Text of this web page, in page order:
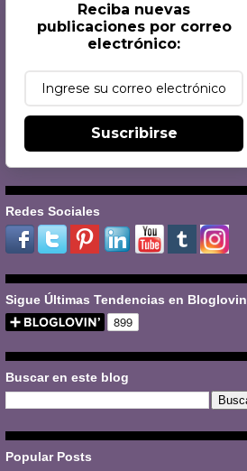
Reciba nuevas
publicaciones por correo
electrónico:
Suscribirse
Redes Sociales
Sigue Últimas Tendencias en Bloglovin
Buscar en este blog
Popular Posts